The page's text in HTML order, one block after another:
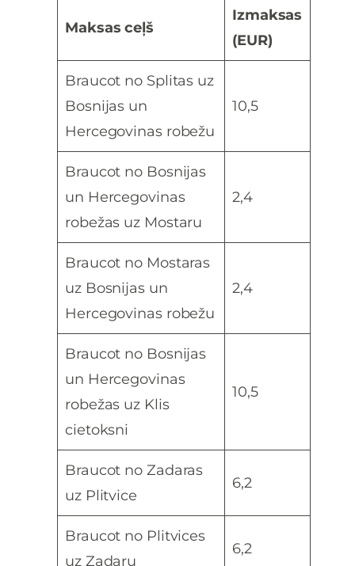
Maksas ceļš
Izmaksas
(EUR)
Braucot no Splitas uz
Bosnijas un
Hercegovinas robežu
10,5
Braucot no Bosnijas
un Hercegovinas
robežas uz Mostaru
2,4
Braucot no Mostaras
uz Bosnijas un
Hercegovinas robežu
2,4
Braucot no Bosnijas
un Hercegovinas
robežas uz Klis
cietoksni
10,5
Braucot no Zadaras
uz Plitvice
6,2
Braucot no Plitvices
uz Zadaru
6,2